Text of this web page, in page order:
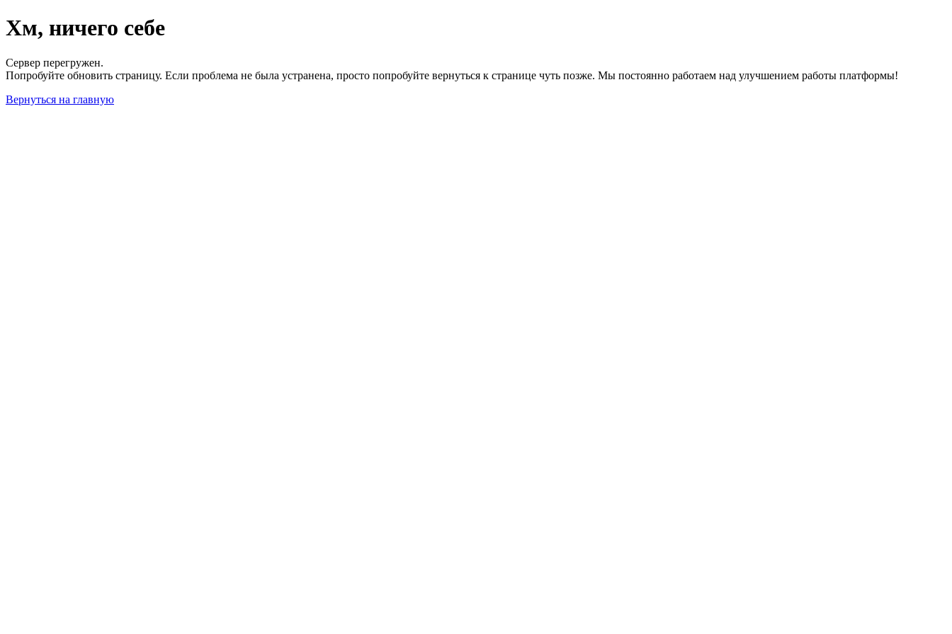
Хм, ничего себе
Сервер перегружен.
Попробуйте обновить страницу. Если проблема не была устранена, просто попробуйте вернуться к странице чуть позже. Мы постоянно работаем над улучшением работы платформы!
Вернуться на главную